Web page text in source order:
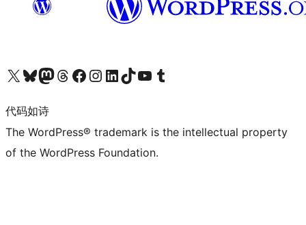
关注我们的 X（原 Twitter）账号访问我们的 Bluesky 账号关注我们的 Mastodon 账号访问我们的 Threads 账号 访问我们的 Facebook 公共主页关注我们的 Instagram 账号 关注我们的 LinkedIn 主页访问我们的 TikTok 账号访问我们的 YouTube 频道 访问我们的 Tumblr 账号
代码如诗
The WordPress® trademark is the intellectual property
of the WordPress Foundation.